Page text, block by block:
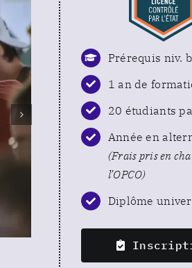
Prérequis niv.
1 an de
20 étudiants
Année en
(Frais pris en
l’OPCO)
Diplôme